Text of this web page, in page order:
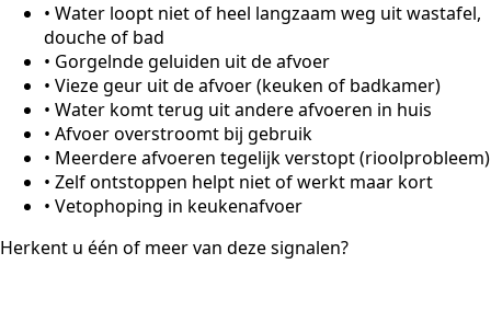
• Water loopt niet of heel langzaam weg uit wastafel,
douche of bad
• Gorgelnde geluiden uit de afvoer
• Vieze geur uit de afvoer (keuken of badkamer)
• Water komt terug uit andere afvoeren in huis
• Afvoer overstroomt bij gebruik
• Meerdere afvoeren tegelijk verstopt (rioolprobleem)
• Zelf ontstoppen helpt niet of werkt maar kort
• Vetophoping in keukenafvoer
Herkent u één of meer van deze signalen?